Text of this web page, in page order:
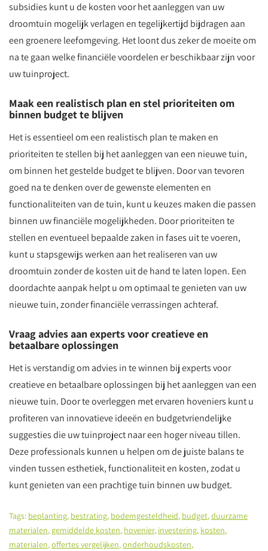
subsidies kunt u de kosten voor het aanleggen van uw
droomtuin mogelijk verlagen en tegelijkertijd bijdragen aan
een groenere leefomgeving. Het loont dus zeker de moeite om
na te gaan welke financiële voordelen er beschikbaar zijn voor
uw tuinproject.
Maak een realistisch plan en stel prioriteiten om
binnen budget te blijven
Het is essentieel om een realistisch plan te maken en
prioriteiten te stellen bij het aanleggen van een nieuwe tuin,
om binnen het gestelde budget te blijven. Door van tevoren
goed na te denken over de gewenste elementen en
functionaliteiten van de tuin, kunt u keuzes maken die passen
binnen uw financiële mogelijkheden. Door prioriteiten te
stellen en eventueel bepaalde zaken in fases uit te voeren,
kunt u stapsgewijs werken aan het realiseren van uw
droomtuin zonder de kosten uit de hand te laten lopen. Een
doordachte aanpak helpt u om optimaal te genieten van uw
nieuwe tuin, zonder financiële verrassingen achteraf.
Vraag advies aan experts voor creatieve en
betaalbare oplossingen
Het is verstandig om advies in te winnen bij experts voor
creatieve en betaalbare oplossingen bij het aanleggen van een
nieuwe tuin. Door te overleggen met ervaren hoveniers kunt u
profiteren van innovatieve ideeën en budgetvriendelijke
suggesties die uw tuinproject naar een hoger niveau tillen.
Deze professionals kunnen u helpen om de juiste balans te
vinden tussen esthetiek, functionaliteit en kosten, zodat u
kunt genieten van een prachtige tuin binnen uw budget.
Tags: beplanting, bestrating, bodemgesteldheid, budget,duurzame
materialen, gemiddelde kosten, hovenier, investering, kosten,
materialen,offertes vergelijken,onderhoudskosten,